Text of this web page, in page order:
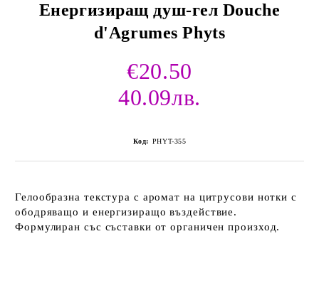
Енергизиращ душ-гел Douche
d'Agrumes Phyts
€20.50
40.09лв.
Код: PHYT-355
Гелообразна текстура с аромат на цитрусови нотки с
ободряващо и енергизиращо въздействие.
Формулиран със съставки от органичен произход.